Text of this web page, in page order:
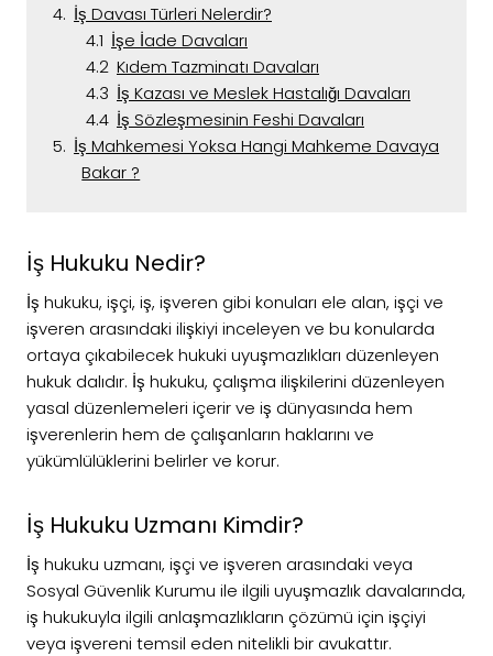
İş Davası Türleri Nelerdir?
İşe İade Davaları
Kıdem Tazminatı Davaları
İş Kazası ve Meslek Hastalığı Davaları
İş Sözleşmesinin Feshi Davaları
İş Mahkemesi Yoksa Hangi Mahkeme Davaya
Bakar ?
İş Hukuku Nedir?
İş hukuku, işçi, iş, işveren gibi konuları ele alan, işçi ve
işveren arasındaki ilişkiyi inceleyen ve bu konularda
ortaya çıkabilecek hukuki uyuşmazlıkları düzenleyen
hukuk dalıdır. İş hukuku, çalışma ilişkilerini düzenleyen
yasal düzenlemeleri içerir ve iş dünyasında hem
işverenlerin hem de çalışanların haklarını ve
yükümlülüklerini belirler ve korur.
İş Hukuku Uzmanı Kimdir?
İş hukuku uzmanı, işçi ve işveren arasındaki veya
Sosyal Güvenlik Kurumu ile ilgili uyuşmazlık davalarında,
iş hukukuyla ilgili anlaşmazlıkların çözümü için işçiyi
veya işvereni temsil eden nitelikli bir avukattır.